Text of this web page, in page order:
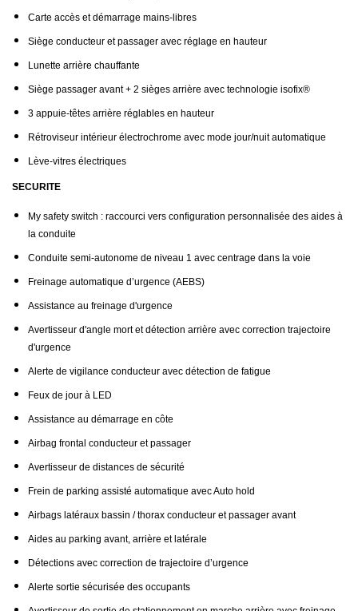
Carte accès et démarrage mains-libres
Siège conducteur et passager avec réglage en hauteur
Lunette arrière chauffante
Siège passager avant + 2 sièges arrière avec technologie isofix®
3 appuie-têtes arrière réglables en hauteur
Rétroviseur intérieur électrochrome avec mode jour/nuit automatique
Lève-vitres électriques
SECURITE
My safety switch : raccourci vers configuration personnalisée des aides à
la conduite
Conduite semi-autonome de niveau 1 avec centrage dans la voie
Freinage automatique d’urgence (AEBS)
Assistance au freinage d'urgence
Avertisseur d'angle mort et détection arrière avec correction trajectoire
d'urgence
Alerte de vigilance conducteur avec détection de fatigue
Feux de jour à LED
Assistance au démarrage en côte
Airbag frontal conducteur et passager
Avertisseur de distances de sécurité
Frein de parking assisté automatique avec Auto hold
Airbags latéraux bassin / thorax conducteur et passager avant
Aides au parking avant, arrière et latérale
Détections avec correction de trajectoire d’urgence
Alerte sortie sécurisée des occupants